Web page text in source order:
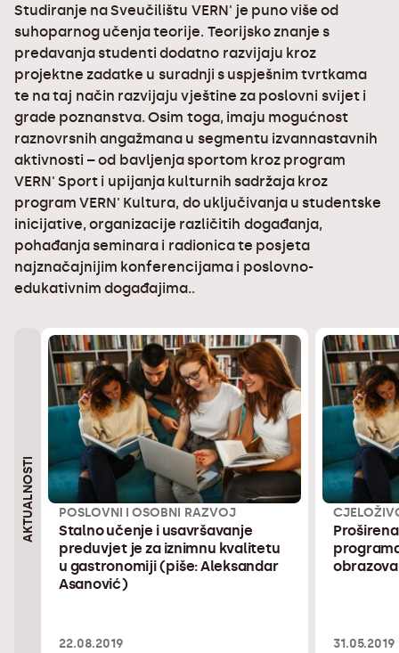
Studiranje na Sveučilištu VERN' je puno više od
suhoparnog učenja teorije. Teorijsko znanje s
predavanja studenti dodatno razvijaju kroz
projektne zadatke u suradnji s uspješnim tvrtkama
te na taj način razvijaju vještine za poslovni svijet i
grade poznanstva. Osim toga, imaju mogućnost
raznovrsnih angažmana u segmentu izvannastavnih
aktivnosti – od bavljenja sportom kroz program
VERN' Sport i upijanja kulturnih sadržaja kroz
program VERN' Kultura, do uključivanja u studentske
inicijative, organizacije različitih događanja,
pohađanja seminara i radionica te posjeta
najznačajnijim konferencijama i poslovno-
edukativnim događajima..
AKTUALNOSTI POSLOVNI I OSOBNI RAZVOJ
Stalno učenje i usavršavanje
preduvjet je za iznimnu kvalitetu
u gastronomiji (piše: Aleksandar
Asanović)
22.08.2019 31.05.2019